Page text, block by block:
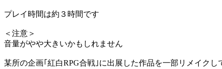
プレイ時間は約３時間です
＜注意＞
音量がやや大きいかもしれません
某所の企画｢紅白RPG合戦｣に出展した作品を一部リメイクし